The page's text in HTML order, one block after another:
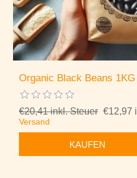
Organic Black Beans 1KG
€20,41 inkl. Steuer €12,97
Versand
KAUFEN